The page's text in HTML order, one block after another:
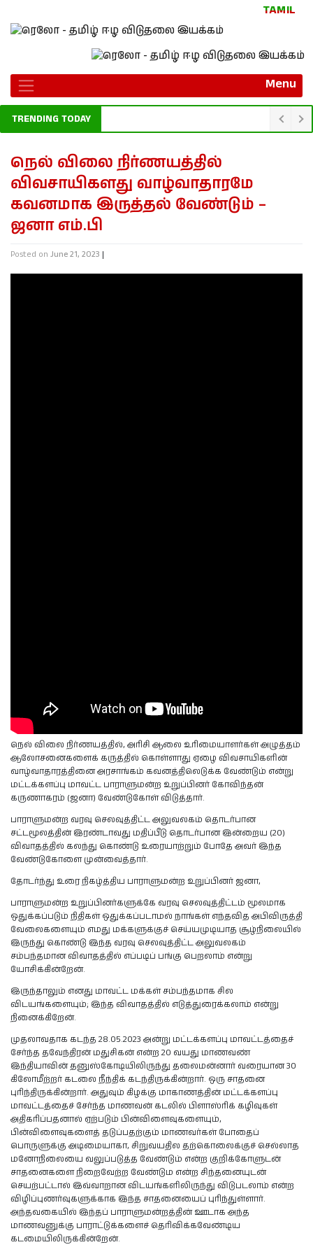
TAMIL
Menu
TRENDING TODAY
நெல் விலை நிர்ணயத்தில்
விவசாயிகளது வாழ்வாதாரமே
கவனமாக இருத்தல் வேண்டும் –
ஜனா எம்.பி
Posted on June 21, 2023 |
நெல் விலை நிர்ணயத்தில், அரிசி ஆலை உரிமையாளர்கள் அழுத்தம்
ஆலோசனைகளைக் கருத்தில் கொள்ளாது ஏழை விவசாயிகளின்
வாழ்வாதாரத்தினை அரசாங்கம் கவனத்திலெடுக்க வேண்டும் என்று
மட்டக்களப்பு மாவட்ட பாராளுமன்ற உறுப்பினர் கோவிந்தன்
கருணாகரம் (ஜனா) வேண்டுகோள் விடுத்தார்.
பாராளுமன்ற வரவு செலவுத்திட்ட அலுவலகம் தொடர்பான
சட்டமூலத்தின் இரண்டாவது மதிப்பீடு தொடர்பான இன்றைய (20)
விவாதத்தில் கலந்து கொண்டு உரையாற்றும் போதே அவர் இந்த
வேண்டுகோளை முன்வைத்தார்.
தோடர்ந்து உரை நிகழ்த்திய பாராளுமன்ற உறுப்பினர் ஜனா,
பாராளுமன்ற உறுப்பினர்களுக்கே வரவு செலவுத்திட்டம் மூலமாக
ஒதுக்கப்படும் நிதிகள் ஒதுக்கப்படாமல் நாங்கள் எந்தவித அபிவிருத்தி
வேலைகளையும் எமது மக்களுக்குச் செய்யமுடியாத சூழ்நிலையில்
இருந்து கொண்டு இந்த வரவு செலவுத்திட்ட அலுவலகம்
சம்பந்தமான விவாதத்தில் எப்படிப் பங்கு பெறலாம் என்று
யோசிக்கின்றேன்.
இருந்தாலும் எனது மாவட்ட மக்கள் சம்பந்தமாக சில
விடயங்களையும்; இந்த விவாதத்தில் எடுத்துரைக்கலாம் என்று
நினைக்கிறேன்.
முதலாவதாக கடந்த 28.05.2023 அன்று மட்டக்களப்பு மாவட்டத்தைச்
சேர்ந்த தவேந்திரன் மதுசிகன் என்ற 20 வயது மாணவண்
இந்தியாவின் தனுஸ்கோடியிலிருந்து தலைமன்னார் வரையான 30
கிலோமீற்றர் கடலை நீந்திக் கடந்திருக்கின்றார். ஒரு சாதனை
புரிந்திருக்கின்றார். அதுவும் கிழக்கு மாகாணத்தின் மட்டக்களப்பு
மாவட்டத்தைச் சேர்ந்த மாணவன் கடலில் பிளாஸ்ரிக் கழிவுகள்
அதிகரிப்பதனால் ஏற்படும் பின்விளைவுகளையும்,
பின்விளைவுகளைத் தடுப்பதற்கும் மாணவர்கள் போதைப்
பொருளுக்கு அடிமையாகா, சிறுவயதில தற்கொலைக்குச் செல்லாத
மனோநிலையை வலுப்படுத்த வேண்டும் என்ற குறிக்கோளுடன்
சாதனைகளை நிறைவேற்ற வேண்டும என்ற சிந்தனையுடன்
செயற்பட்டால் இவ்வாறான விடயங்களிலிருந்து விடுபடலாம் என்ற
விழிப்புணர்வுகளுக்காக இந்த சாதனையைப் புரிந்துள்ளார்.
அந்தவகையில் இந்தப் பாராளுமன்றத்தின் ஊடாக அந்த
மாணவனுக்கு பாராட்டுக்களைச் தெரிவிக்கவேண்டிய
கடமையிலிருக்கின்றேன்.